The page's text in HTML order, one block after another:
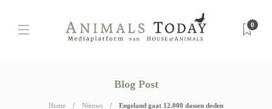
0
Blog Post
Home Nieuws Engeland gaat 12.000 dassen doden